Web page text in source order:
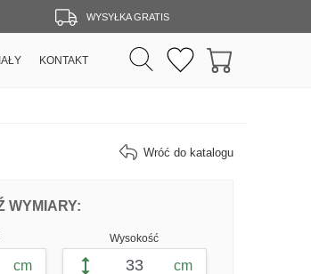
WYSYŁKA GRATIS
KONTAKT
Wróć do katalogu
FOTOTAPETĘ PRZYTULNY
WYMIARY:FOTOTAPETY PRZYTULNY DOM
cm
Wysokość
cm